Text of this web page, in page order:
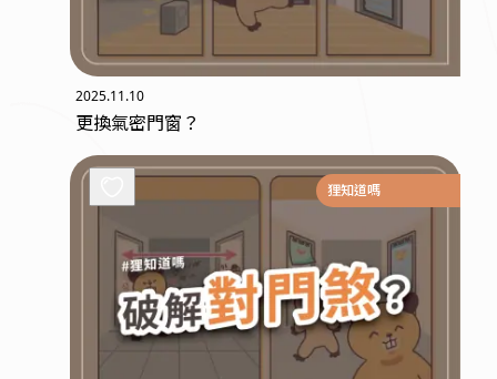
2025.11.10
更換氣密門窗？
狸知道嗎